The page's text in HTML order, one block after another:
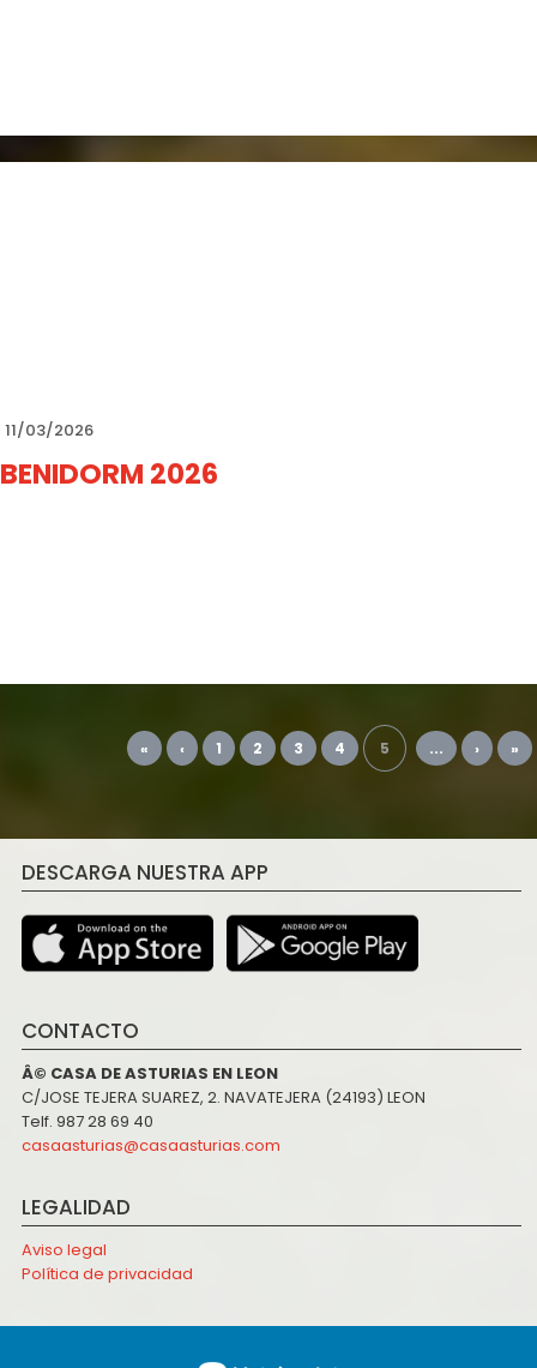
11/03/2026
BENIDORM 2026
« ‹ 1 2 3 4 5 ... › »
DESCARGA NUESTRA APP
CONTACTO
Â© CASA DE ASTURIAS EN LEON
C/JOSE TEJERA SUAREZ, 2. NAVATEJERA (24193) LEON
Telf. 987 28 69 40
casaasturias@casaasturias.com
LEGALIDAD
Aviso legal
Política de privacidad